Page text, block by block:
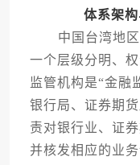
体系架
中国台湾地区
一个层级分明、
监管机构是“金融
银行局、证券期
责对银行业、证
并核发相应的业